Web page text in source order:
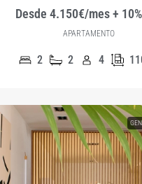
Desde 4.150€/mes +
APARTAMENTO
2 2 4